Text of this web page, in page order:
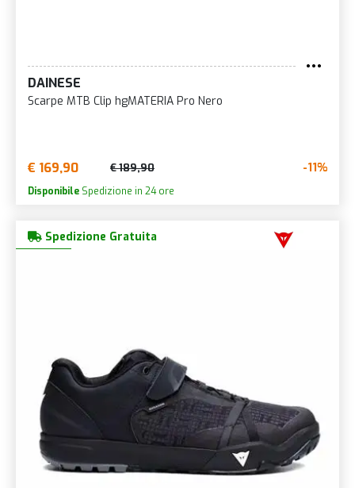
DAINESE
Scarpe MTB Clip hgMATERIA Pro Nero
€ 169,90 € 189,90 -11%
Disponibile Spedizione in 24 ore
Spedizione Gratuita